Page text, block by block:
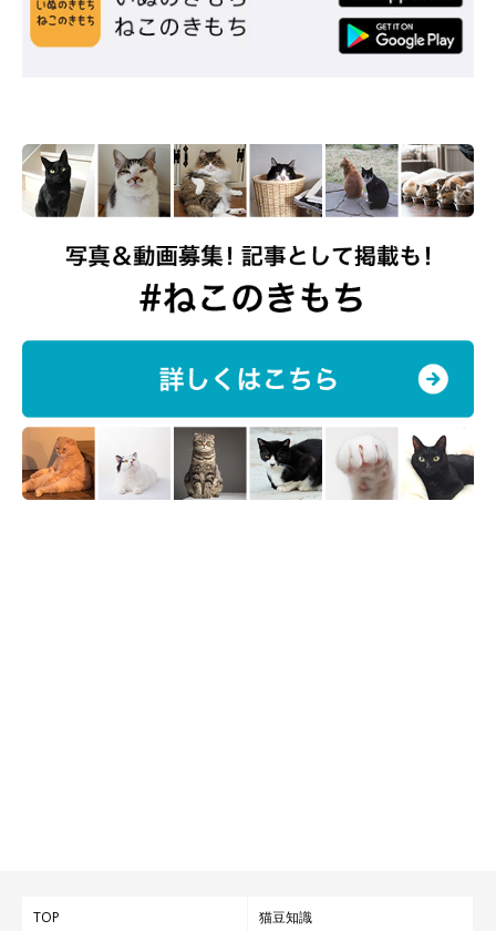
TOP 猫豆知識